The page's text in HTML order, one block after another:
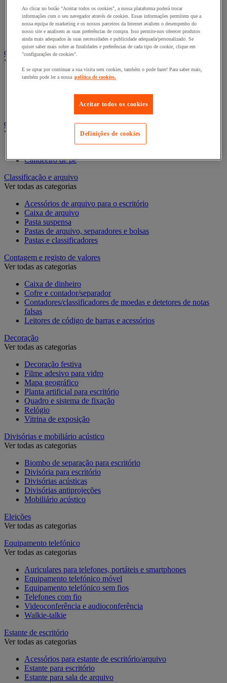
Bengaleiro
Cabide
Porta-cabides
Suporte guarda-chuvas
Cadeiras, poltronas e cadeirões
Ver todas as categorias
Acessórios para cadeiras de escritório
Cadeiras para salas de receção e reuniões
Candeeiro
Ver todas as categorias
Candeeiro de pé
Classificação e arquivo
Ver todas as categorias
Acessórios de arquivo para o escritório
Caixa de arquivo
Pasta suspensa
Pastas de arquivo, separadores e bolsas
Pastas e classificadores
Contagem e registo de valores
Ver todas as categorias
Caixa de dinheiro
Cofre e contador/separador
Contadores/classificadores de moedas e detetores de notas
falsas
Leitores de código de barras e acessórios
Decoração
Ver todas as categorias
Decoração festiva
Filme adesivo para vidro
Mapa geográfico
Planta artificial para escritório
Quadro e sistema de fixação
Relógio
Vitrina de exposição
Divisórias e mobiliário acústico
Ver todas as categorias
Biombo de separação para escritório
Divisória para escritório
Divisórias acústicas
Divisórias antiprojeções
Mobiliário acústico
Eleições
Ver todas as categorias
Equipamento telefónico
Ver todas as categorias
Auriculares para telefones, portáteis e smartphones
Equipamento telefónico móvel
Equipamento telefónico sem fios
Telefones com fio
Videoconferência e audioconferência
Walkie-talkie
Estante de escritório
Ver todas as categorias
Acessórios para estante de escritório/arquivo
Estante para escritório
Estante para sala de arquivo
Ao clicar no botão "Aceitar todos os cookies", a nossa plataforma poderá trocar
informações com o seu navegador através de cookies. Essas informações permitem que a
nossa equipa de marketing e os nossos parceiros da Internet avaliem o desempenho do
nosso site e analisem as suas preferências de compra. Isso permite-nos oferecer produtos
ainda mais adequados às suas necessidades e publicidade adequada/personalizado. Se
quiser saber mais sobre as finalidades e preferências de cada tipo de cookie, clique em
"configurações de cookies".
E se optar por continuar a sua visita sem cookies, também o pode fazer! Para saber mais,
também pode ler a nossa política de cookies.
Aceitar todos os cookies
Definições de cookies